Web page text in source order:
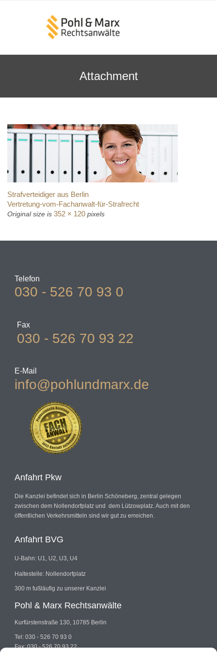
Attachment
Strafverteidiger aus Berlin
Vertretung-vom-Fachanwalt-für-Strafrecht
Original size is 352 × 120 pixels
Telefon
030 - 526 70 93 0
Fax
030 - 526 70 93 22
E-Mail
info@pohlundmarx.de
Anfahrt Pkw
Die Kanzlei befindet sich in Berlin Schöneberg, zentral gelegen
zwischen dem Nollendorfplatz und dem Lützowplatz. Auch mit den
öffentlichen Verkehrsmitteln sind wir gut zu erreichen.
Anfahrt BVG
U-Bahn: U1, U2, U3, U4
Haltestelle: Nollendorfplatz
300 m fußläufig zu unserer Kanzlei
Pohl & Marx Rechtsanwälte
Kurfürstenstraße 130, 10785 Berlin
Tel: 030 - 526 70 93 0
Fax: 030 - 526 70 93 22